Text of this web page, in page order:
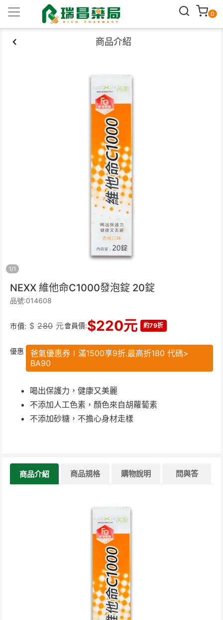
0
商品介紹
1/1
NEXX 維他命C1000發泡錠 20錠
品號:014608
市價: $ 280 元會員價:$220元 約79折
優惠
爸氣優惠券∣滿1500享9折.最高折180 代碼>
BA90
喝出保護力，健康又美麗
不添加人工色素，顏色來自胡蘿蔔素
不添加砂糖，不擔心身材走樣
商品介紹 商品規格 購物說明 問與答